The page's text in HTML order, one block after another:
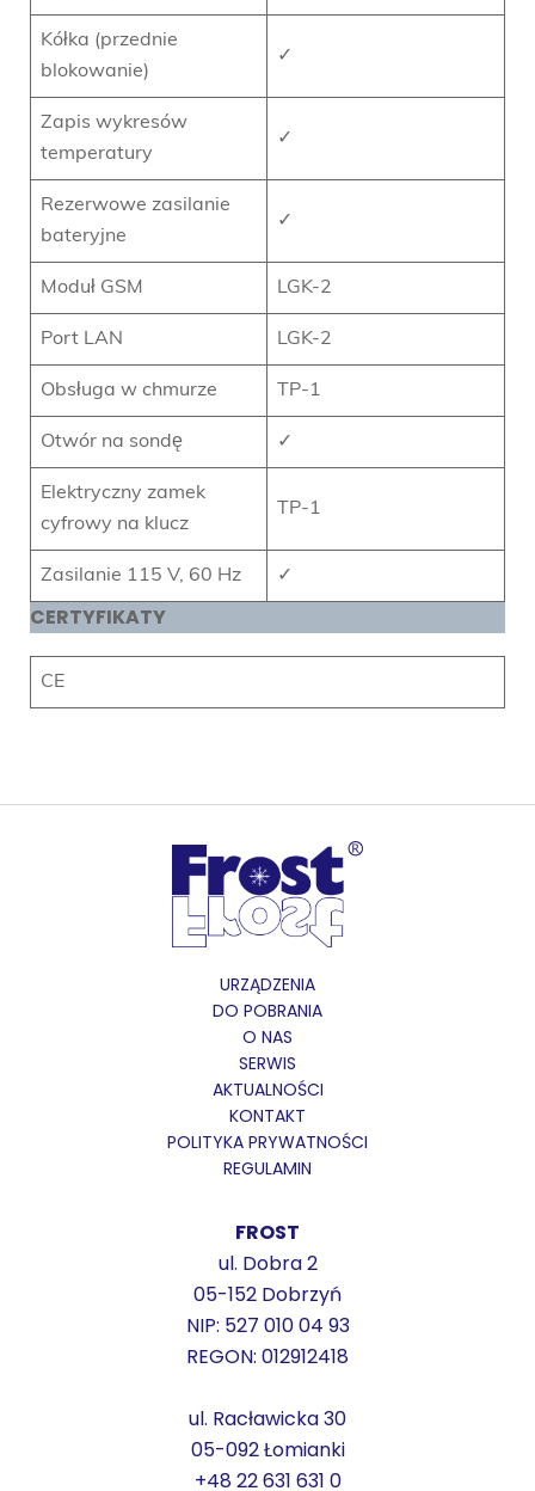
Kółka (przednie
blokowanie)
✓
Zapis wykresów
temperatury
✓
Rezerwowe zasilanie
bateryjne
✓
Moduł GSM LGK-2
Port LAN LGK-2
Obsługa w chmurze TP-1
Otwór na sondę ✓
Elektryczny zamek
cyfrowy na klucz
TP-1
Zasilanie 115 V, 60 Hz ✓
CERTYFIKATY
CE
URZĄDZENIA
DO POBRANIA
O NAS
SERWIS
AKTUALNOŚCI
KONTAKT
POLITYKA PRYWATNOŚCI
REGULAMIN
FROST
ul. Dobra 2
05-152 Dobrzyń
NIP: 527 010 04 93
REGON: 012912418
ul. Racławicka 30
05-092 Łomianki
+48 22 631 631 0